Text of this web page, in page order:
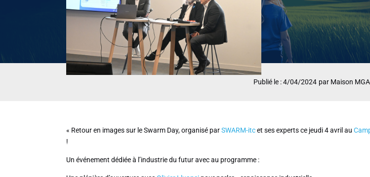
Publié le : 4/04/2024 par Maison MGA
« Retour en images sur le Swarm Day, organisé parSWARM-itcet ses experts ce jeudi 4 avril au
!
Un événement dédiée à l’industrie du futur avec au programme :